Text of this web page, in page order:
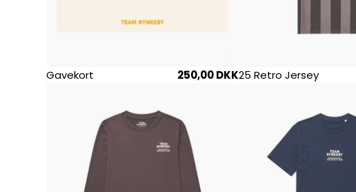
Gavekort 250,00 DKK25 Retro Jersey